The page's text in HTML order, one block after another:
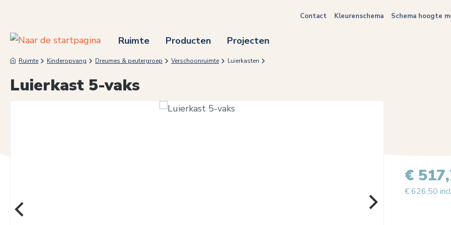
Contact Kleurenschema Schema hoogte
Ruimte Producten Projecten
Ruimte Kinderopvang Dreumes & peutergroep Verschoonruimte Luierkasten
Luierkast 5-vaks
€
€ 626,50